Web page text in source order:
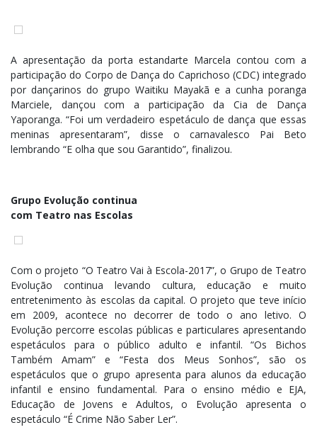
A apresentação da porta estandarte Marcela contou com a
participação do Corpo de Dança do Caprichoso (CDC) integrado
por dançarinos do grupo Waitiku Mayakã e a cunha poranga
Marciele, dançou com a participação da Cia de Dança
Yaporanga. “Foi um verdadeiro espetáculo de dança que essas
meninas apresentaram”, disse o carnavalesco Pai Beto
lembrando “E olha que sou Garantido”, finalizou.
Grupo Evolução continua
com Teatro nas Escolas
Com o projeto “O Teatro Vai à Escola-2017”, o Grupo de Teatro
Evolução continua levando cultura, educação e muito
entretenimento às escolas da capital. O projeto que teve início
em 2009, acontece no decorrer de todo o ano letivo. O
Evolução percorre escolas públicas e particulares apresentando
espetáculos para o público adulto e infantil. “Os Bichos
Também Amam” e “Festa dos Meus Sonhos”, são os
espetáculos que o grupo apresenta para alunos da educação
infantil e ensino fundamental. Para o ensino médio e EJA,
Educação de Jovens e Adultos, o Evolução apresenta o
espetáculo “É Crime Não Saber Ler”.